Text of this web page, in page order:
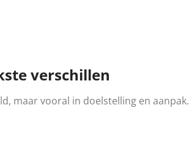
verschillen
maar vooral in doelstelling en aanpak.